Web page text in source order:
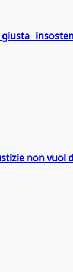
non vuol